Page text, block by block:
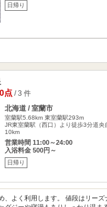
日帰り
点/ 3 件
北海道 / 室蘭市
室蘭駅5.68km 東室蘭駅293m
JR東室蘭駅（西口）より徒歩3分道央
10km
営業時間 11:00～24:00
入浴料金 500円～
日帰り
、よく利用します。 値段はリーズ